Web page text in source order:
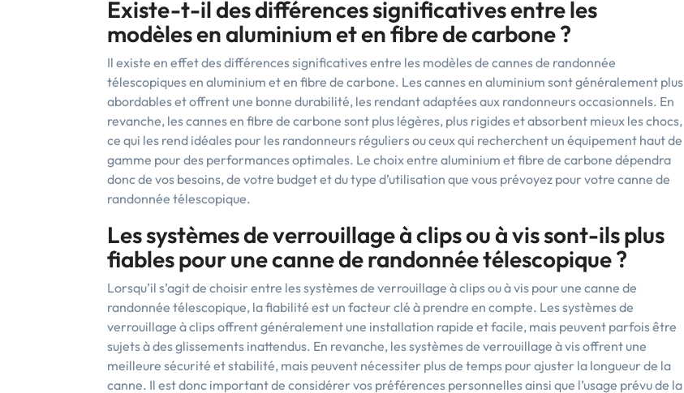
Existe-t-il des différences significatives entre les
modèles en aluminium et en fibre de carbone ?
Il existe en effet des différences significatives entre les modèles de cannes de randonnée
télescopiques en aluminium et en fibre de carbone. Les cannes en aluminium sont généralement plus
abordables et offrent une bonne durabilité, les rendant adaptées aux randonneurs occasionnels. En
revanche, les cannes en fibre de carbone sont plus légères, plus rigides et absorbent mieux les chocs,
ce qui les rend idéales pour les randonneurs réguliers ou ceux qui recherchent un équipement haut de
gamme pour des performances optimales. Le choix entre aluminium et fibre de carbone dépendra
donc de vos besoins, de votre budget et du type d’utilisation que vous prévoyez pour votre canne de
randonnée télescopique.
Les systèmes de verrouillage à clips ou à vis sont-ils plus
fiables pour une canne de randonnée télescopique ?
Lorsqu’il s’agit de choisir entre les systèmes de verrouillage à clips ou à vis pour une canne de
randonnée télescopique, la fiabilité est un facteur clé à prendre en compte. Les systèmes de
verrouillage à clips offrent généralement une installation rapide et facile, mais peuvent parfois être
sujets à des glissements inattendus. En revanche, les systèmes de verrouillage à vis offrent une
meilleure sécurité et stabilité, mais peuvent nécessiter plus de temps pour ajuster la longueur de la
canne. Il est donc important de considérer vos préférences personnelles ainsi que l’usage prévu de la